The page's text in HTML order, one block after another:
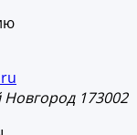
Новгород 173002